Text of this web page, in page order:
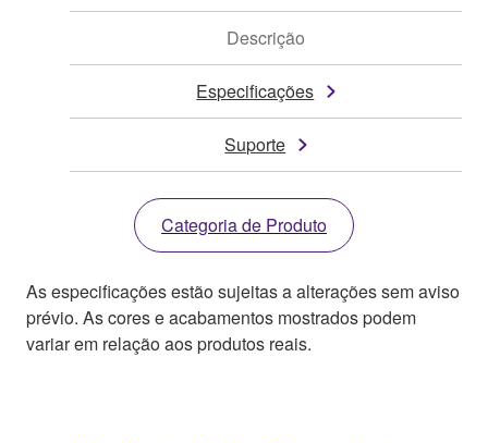
Descrição
Especificações
Suporte
Categoria de Produto
As especificações estão sujeitas a alterações sem aviso
prévio. As cores e acabamentos mostrados podem
variar em relação aos produtos reais.